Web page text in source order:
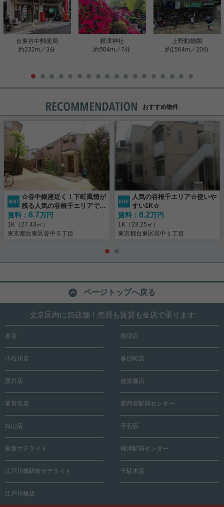
台東谷中郵便局
約232m／3分
根津神社
約504m／7分
上野動物園
約1564m／20分
おすすめ物件
☆谷中銀座近く！下町風情が
残る人気の谷根千エリアで一
人暮らしはいかがですか☆
賃料： 8.7万円
1K（27.43㎡）
東京都台東区谷中５丁目
人気の谷根千エリア☆使いや
すい1K☆
賃料： 8.2万円
1K（23.25㎡）
東京都台東区谷中１丁目
ページトップへ戻る
文京区内に15店舗！売買も賃貸も全店で承ります
本店 根津店
小石川店 春日町店
西片店 後楽園店
茗荷谷店 茗荷谷駅前センター
白山店 千石店
富坂サテライト 根津駅前センター
江戸川橋駅前サテライト 千駄木店
江戸川橋店